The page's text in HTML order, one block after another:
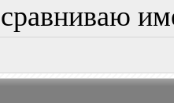
сравниваю